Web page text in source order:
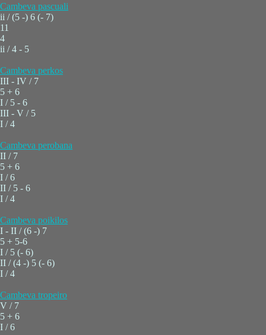
Cambeva pascuali
ii / (5 -) 6 (- 7)
11
4
ii / 4 - 5
Cambeva perkos
III - IV / 7
5 + 6
I / 5 - 6
III - V / 5
I / 4
Cambeva perobana
II / 7
5 + 6
I / 6
II / 5 - 6
I / 4
Cambeva poikilos
I - II / (6 -) 7
5 + 5-6
I / 5 (- 6)
II / (4 -) 5 (- 6)
I / 4
Cambeva tropeiro
V / 7
5 + 6
I / 6